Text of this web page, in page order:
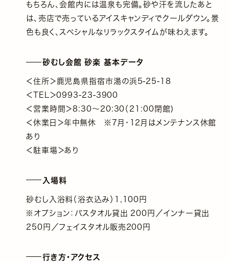
もちろん、会館内には温泉も完備。砂や汗を流したあと
は、売店で売っているアイスキャンディでクールダウン。景
色も良く、スペシャルなリラックスタイムが味わえます。
砂むし会館 砂楽 基本データ
＜住所＞鹿児島県指宿市湯の浜5-25-18
＜TEL＞0993-23-3900
＜営業時間＞8:30～20:30（21:00閉館)
＜休業日＞年中無休 ※7月・12月はメンテナンス休館
あり
＜駐車場＞あり
入場料
砂むし入浴料（浴衣込み）1,100円
※オプション：バスタオル貸出 200円／インナー貸出
250円／フェイスタオル販売200円
行き方・アクセス